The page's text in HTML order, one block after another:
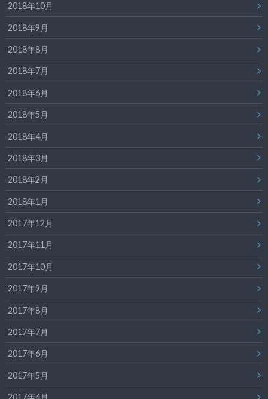
2018年10月
2018年9月
2018年8月
2018年7月
2018年6月
2018年5月
2018年4月
2018年3月
2018年2月
2018年1月
2017年12月
2017年11月
2017年10月
2017年9月
2017年8月
2017年7月
2017年6月
2017年5月
2017年4月